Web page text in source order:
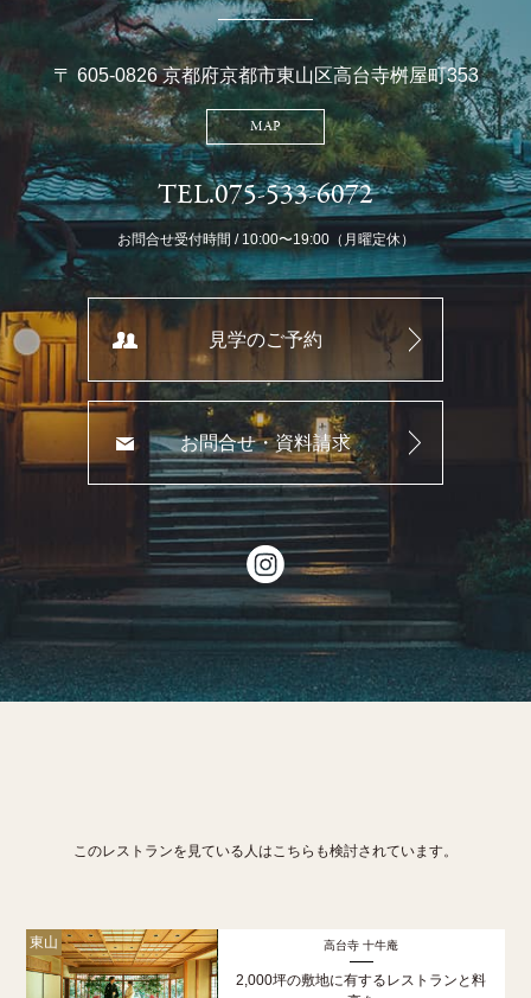
〒 605-0826 京都府京都市東山区高台寺桝屋町353
MAP
TEL.075-533-6072
お問合せ受付時間 / 10:00〜19:00（月曜定休）
見学のご予約
お問合せ・資料請求
このレストランを見ている人はこちらも検討されています。
東山 高台寺 十牛庵
2,000坪の敷地に有するレストランと料